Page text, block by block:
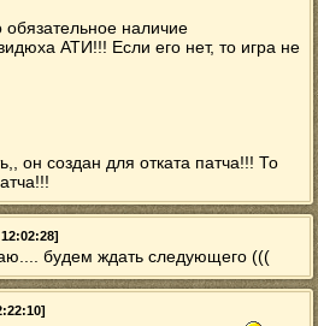
наличие
АТИ!!! Если его нет, то игра не
он создан для отката патча!!! То
будем ждать следующего (((